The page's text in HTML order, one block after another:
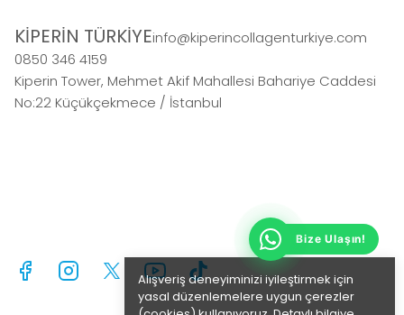
Alışveriş deneyiminizi iyileştirmek için
yasal düzenlemelere uygun çerezler
KİPERİN TÜRKİYEinfo@kiperincollagenturkiye.com
0850 346 4159
Kiperin Tower, Mehmet Akif Mahallesi Bahariye Caddesi
No:22 Küçükçekmece / İstanbul
Bize Ulaşın!